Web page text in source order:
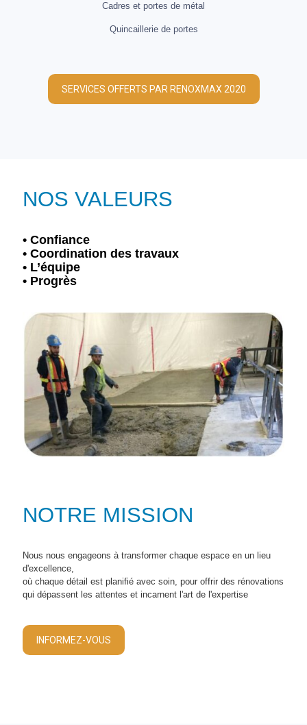
Cadres et portes de métal
Quincaillerie de portes
SERVICES OFFERTS PAR RENOXMAX 2020
NOS VALEURS
• Confiance
• Coordination des travaux
• L’équipe
• Progrès
NOTRE MISSION
Nous nous engageons à transformer chaque espace en un lieu
d'excellence,
où chaque détail est planifié avec soin, pour offrir des rénovations
qui dépassent les attentes et incarnent l'art de l'expertise
INFORMEZ-VOUS